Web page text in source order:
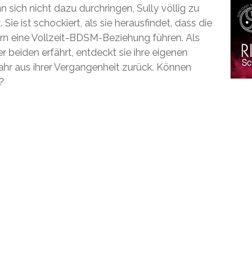
sich nicht dazu durchringen, Sully völlig zu
ist schockiert, als sie herausfindet, dass die
eine Vollzeit-BDSM-Beziehung führen. Als
beiden erfährt, entdeckt sie ihre eigenen
aus ihrer Vergangenheit zurück. Können